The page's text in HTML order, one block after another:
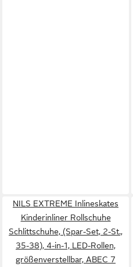
NILS EXTREME Inlineskates
Kinderinliner Rollschuhe
Schlittschuhe, (Spar-Set, 2-St.,
35-38), 4-in-1, LED-Rollen,
größenverstellbar, ABEC 7